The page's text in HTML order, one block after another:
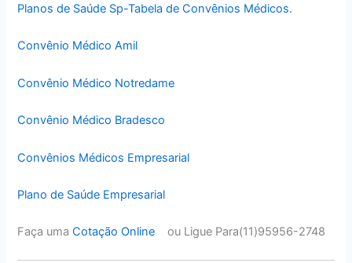
Planos de Saúde Sp-Tabela de Convênios Médicos.
Convênio Médico Amil
Convênio Médico Notredame
Convênio Médico Bradesco
Convênios Médicos Empresarial
Plano de Saúde Empresarial
Faça umaCotação Online ou Ligue Para(11)95956-2748